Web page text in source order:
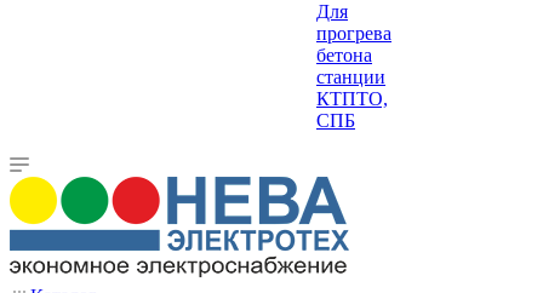
Для
прогрева
бетона
станции
КТПТО,
СПБ